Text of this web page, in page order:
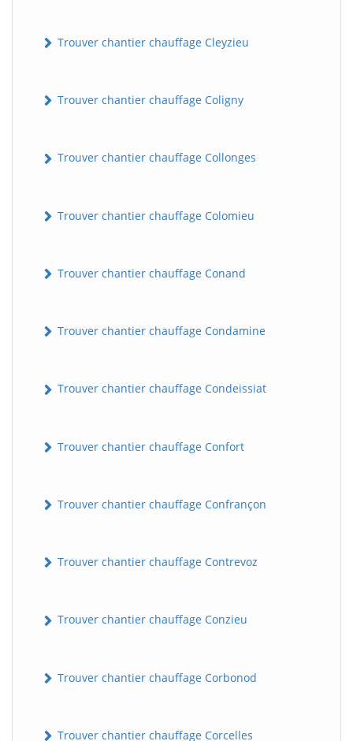
Trouver chantier chauffage Cleyzieu
Trouver chantier chauffage Coligny
Trouver chantier chauffage Collonges
Trouver chantier chauffage Colomieu
Trouver chantier chauffage Conand
Trouver chantier chauffage Condamine
Trouver chantier chauffage Condeissiat
Trouver chantier chauffage Confort
Trouver chantier chauffage Confrançon
Trouver chantier chauffage Contrevoz
Trouver chantier chauffage Conzieu
Trouver chantier chauffage Corbonod
Trouver chantier chauffage Corcelles
BatiWebPro